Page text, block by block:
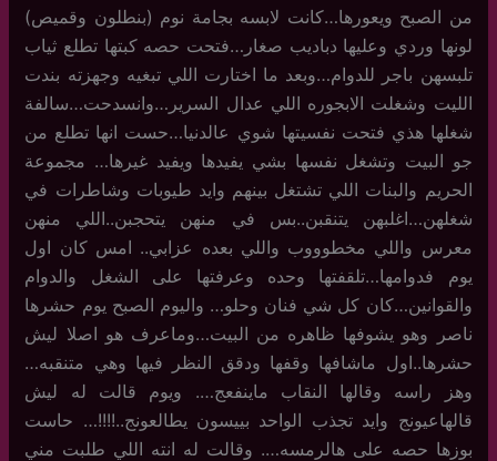
من الصبح ويعورها…كانت لابسه بجامة نوم (بنطلون وقميص)
لونها وردي وعليها دباديب صغار…فتحت حصه كبتها تطلع ثياب
تلبسهن باجر للدوام…وبعد ما اختارت اللي تبغيه وجهزته بندت
الليت وشغلت الابجوره اللي عدال السرير…وانسدحت…سالفة
شغلها هذي فتحت نفسيتها شوي عالدنيا…حست انها تطلع من
جو البيت وتشغل نفسها بشي يفيدها ويفيد غيرها… مجموعة
الحريم والبنات اللي تشتغل بينهم وايد طيوبات وشاطرات في
شغلهن…اغلبهن يتنقبن..بس في منهن يتحجبن..اللي منهن
معرس واللي مخطوووب واللي بعده عزابي.. امس كان اول
يوم فدوامها…تلقفتها وحده وعرفتها على الشغل والدوام
والقوانين…كان كل شي فنان وحلو… واليوم الصبح يوم حشرها
ناصر وهو يشوفها ظاهره من البيت…وماعرف هو اصلا ليش
حشرها..اول ماشافها وقفها ودقق النظر فيها وهي متنقبه…
وهز راسه وقالها النقاب ماينفعج…. ويوم قالت له ليش
قالهاعيونج وايد تجذب الواحد بييسون يطالعونج..!!!!… حاست
بوزها حصه على هالرمسه…. وقالت له انته اللي طلبت مني